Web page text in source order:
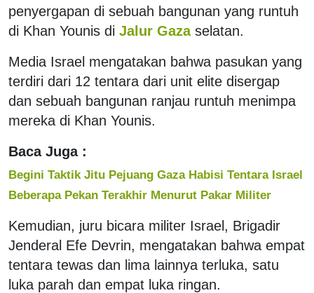
penyergapan di sebuah bangunan yang runtuh
di Khan Younis di Jalur Gaza selatan.
Media Israel mengatakan bahwa pasukan yang
terdiri dari 12 tentara dari unit elite disergap
dan sebuah bangunan ranjau runtuh menimpa
mereka di Khan Younis.
Baca Juga :
Begini Taktik Jitu Pejuang Gaza Habisi Tentara Israel
Beberapa Pekan Terakhir Menurut Pakar Militer
Kemudian, juru bicara militer Israel, Brigadir
Jenderal Efe Devrin, mengatakan bahwa empat
tentara tewas dan lima lainnya terluka, satu
luka parah dan empat luka ringan.